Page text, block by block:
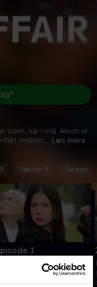
siden, når i mål. Alison er
mellem... Læs mere
Sæson 4 Sæson 5
1
er plaget af modgang og
med at navigere i sit
ny kærlighed er ikke nok